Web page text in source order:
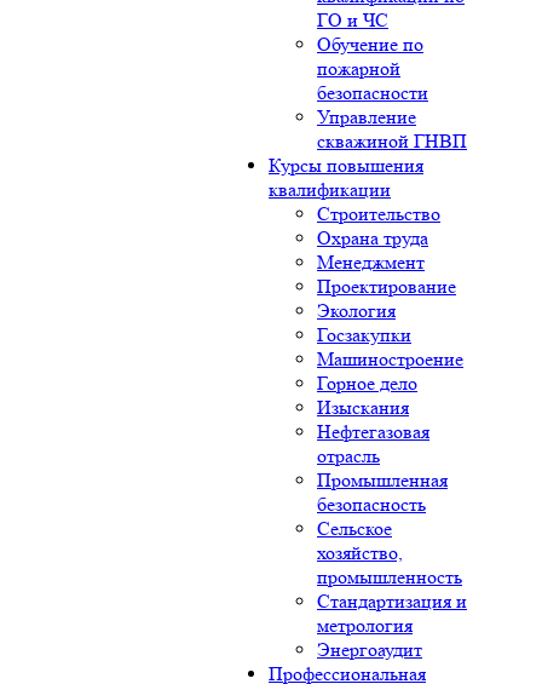
ГО и ЧС
Обучение по
пожарной
безопасности
Управление
скважиной ГНВП
Курсы повышения
квалификации
Строительство
Охрана труда
Менеджмент
Проектирование
Экология
Госзакупки
Машиностроение
Горное дело
Изыскания
Нефтегазовая
отрасль
Промышленная
безопасность
Сельское
хозяйство,
промышленность
Стандартизация и
метрология
Энергоаудит
Профессиональная